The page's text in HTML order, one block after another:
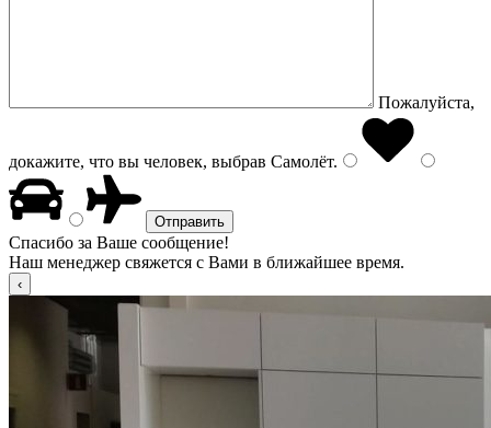
Пожалуйста,
докажите, что вы человек, выбрав Самолёт.
Спасибо за Ваше сообщение!
Наш менеджер свяжется с Вами в ближайшее время.